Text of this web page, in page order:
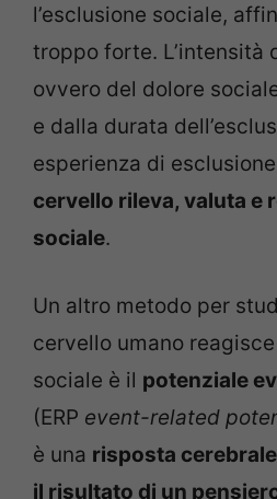
l’esclusione sociale,
troppo forte. L’intensità
ovvero del dolore
e dalla durata
esperienza di
cervello rileva, valuta e
sociale.
Un altro metodo per
cervello umano reagisce
sociale è il potenziale
(ERP event-related
è una risposta
il risultato di un